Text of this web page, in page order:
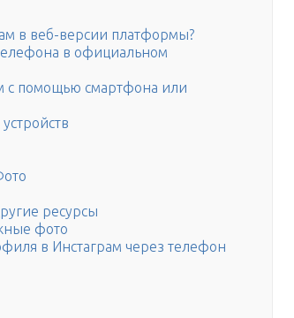
в веб-версии платформы?
в официальном
с помощью смартфона или
ресурсы
фото
в Инстаграм через телефон